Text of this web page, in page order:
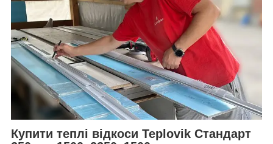
Купити теплі відкоси Teplovik Стандарт